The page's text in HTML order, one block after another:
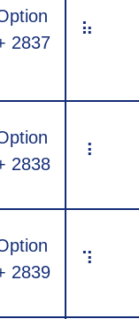
2837
⠷
2838
⠸
2839
⠹